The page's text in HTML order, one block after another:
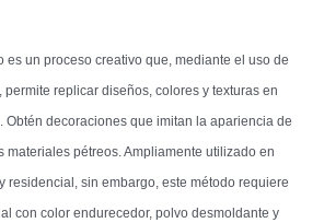
es un proceso creativo que, mediante el uso de
replicar diseños, colores y texturas en
Obtén decoraciones que imitan la apariencia de
materiales pétreos. Ampliamente utilizado en
residencial, sin embargo, este método requiere
con color endurecedor, polvo desmoldante y